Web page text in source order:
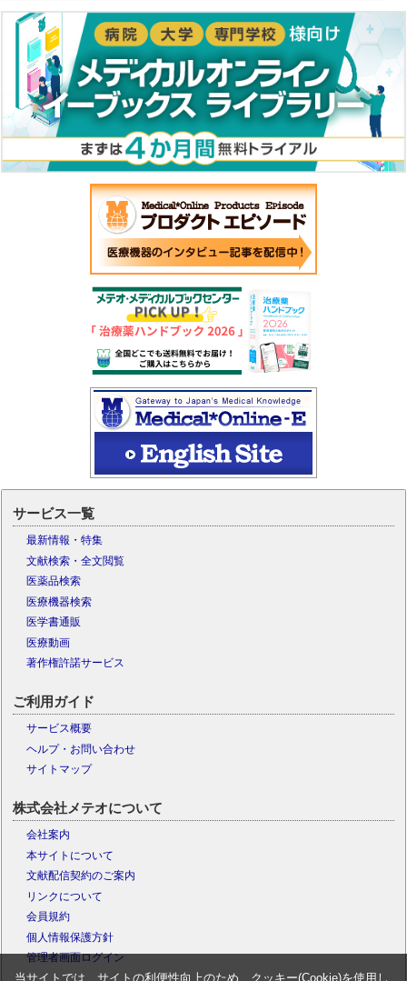
サービス一覧
最新情報・特集
文献検索・全文閲覧
医薬品検索
医療機器検索
医学書通販
医療動画
著作権許諾サービス
ご利用ガイド
サービス概要
ヘルプ・お問い合わせ
サイトマップ
株式会社メテオについて
会社案内
本サイトについて
文献配信契約のご案内
リンクについて
会員規約
個人情報保護方針
管理者画面ログイン
当サイトでは、サイトの利便性向上のため、クッキー(Cookie)を使用し